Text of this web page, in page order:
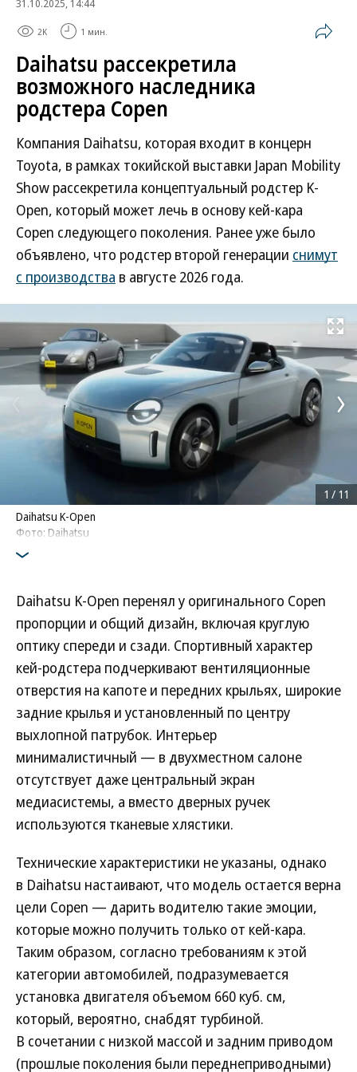
31.10.2025, 14:44
2K 1 мин.
Daihatsu рассекретила
возможного наследника
родстера Copen
Компания Daihatsu, которая входит в концерн
Toyota, в рамках токийской выставки Japan Mobility
Show рассекретила концептуальный родстер K-
Open, который может лечь в основу кей-кара
Copen следующего поколения. Ранее уже было
объявлено, что родстер второй генерации снимут
с производства в августе 2026 года.
Развернуть
Daihatsu K-Open
Фото: Daihatsu
1 / 11
Daihatsu K-Open перенял у оригинального Copen
пропорции и общий дизайн, включая круглую
оптику спереди и сзади. Спортивный характер
кей-родстера подчеркивают вентиляционные
отверстия на капоте и передних крыльях, широкие
задние крылья и установленный по центру
выхлопной патрубок. Интерьер
минималистичный — в двухместном салоне
отсутствует даже центральный экран
медиасистемы, а вместо дверных ручек
используются тканевые хлястики.
Технические характеристики не указаны, однако
в Daihatsu настаивают, что модель остается верна
цели Copen — дарить водителю такие эмоции,
которые можно получить только от кей-кара.
Таким образом, согласно требованиям к этой
категории автомобилей, подразумевается
установка двигателя объемом 660 куб. см,
который, вероятно, снабдят турбиной.
В сочетании с низкой массой и задним приводом
(прошлые поколения были переднеприводными)